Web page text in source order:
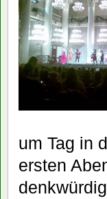
um Tag in
ersten